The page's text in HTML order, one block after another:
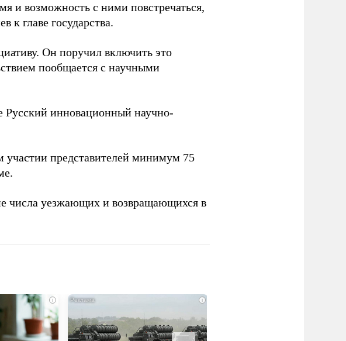
и возможность с ними повстречаться,
к главе государства.
Он поручил включить это
пообщается с научными
Русский инновационный научно-
участии представителей минимум 75
числа уезжающих и возвращающихся в
i i